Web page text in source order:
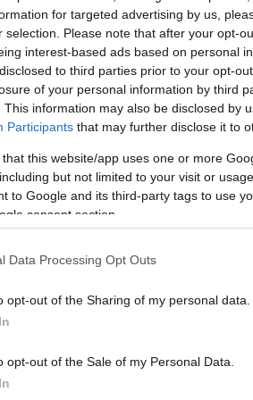
for targeted advertising by us,
selection. Please note that after your opt-
interest-based ads based on personal
to third parties prior to your opt-
of your personal information by third
This information may also be disclosed by
Participants that may further disclose it to
that this website/app uses one or more
but not limited to your visit or
to Google and its third-party tags to use
consent section.
Data Processing Opt Outs
opt-out of the Sharing of my personal data.
opt-out of the Sale of my Personal Data.
έδωσαν οι γιατροί, λίγη ώρα
ελαφράκαι
για το τροχαίο στις αρχές.Η
της Αθήνας και
ΔΙΑΦΗΜΙΣΗ